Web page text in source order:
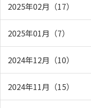
2025年02月（17）
2025年01月（7）
2024年12月（10）
2024年11月（15）